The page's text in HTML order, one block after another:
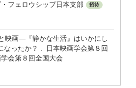
フェロウシップ日本支部
招待
映画―『静かな生活』はいかにし
なったか？ . 日本映画学会第８回
会第８回全国大会